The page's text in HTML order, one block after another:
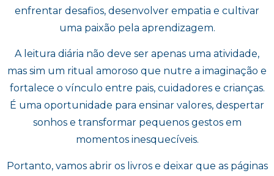
enfrentar desafios, desenvolver empatia e cultivar
uma paixão pela aprendizagem.
A leitura diária não deve ser apenas uma atividade,
mas sim um ritual amoroso que nutre a imaginação e
fortalece o vínculo entre pais, cuidadores e crianças.
É uma oportunidade para ensinar valores, despertar
sonhos e transformar pequenos gestos em
momentos inesquecíveis.
Portanto, vamos abrir os livros e deixar que as páginas